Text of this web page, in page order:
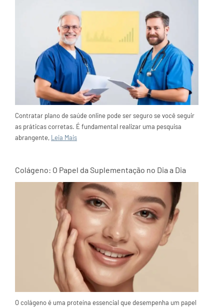
Contratar plano de saúde online pode ser seguro se você seguir
as práticas corretas. É fundamental realizar uma pesquisa
abrangente, Leia Mais
Colágeno: O Papel da Suplementação no Dia a Dia
O colágeno é uma proteína essencial que desempenha um papel